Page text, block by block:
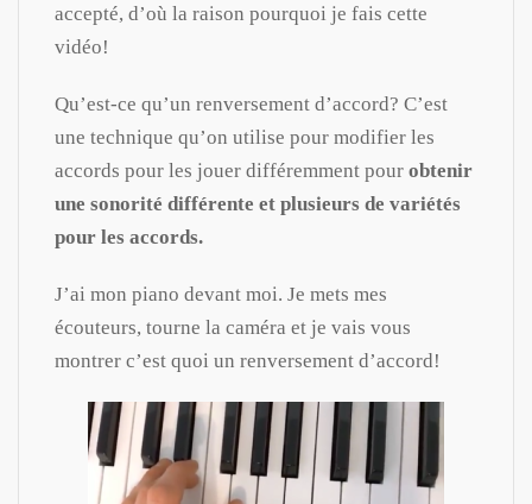
accepté, d’où la raison pourquoi je fais cette
vidéo!
Qu’est-ce qu’un renversement d’accord? C’est
une technique qu’on utilise pour modifier les
accords pour les jouer différemment pour obtenir
une sonorité différente et plusieurs de variétés
pour les accords.
J’ai mon piano devant moi. Je mets mes
écouteurs, tourne la caméra et je vais vous
montrer c’est quoi un renversement d’accord!